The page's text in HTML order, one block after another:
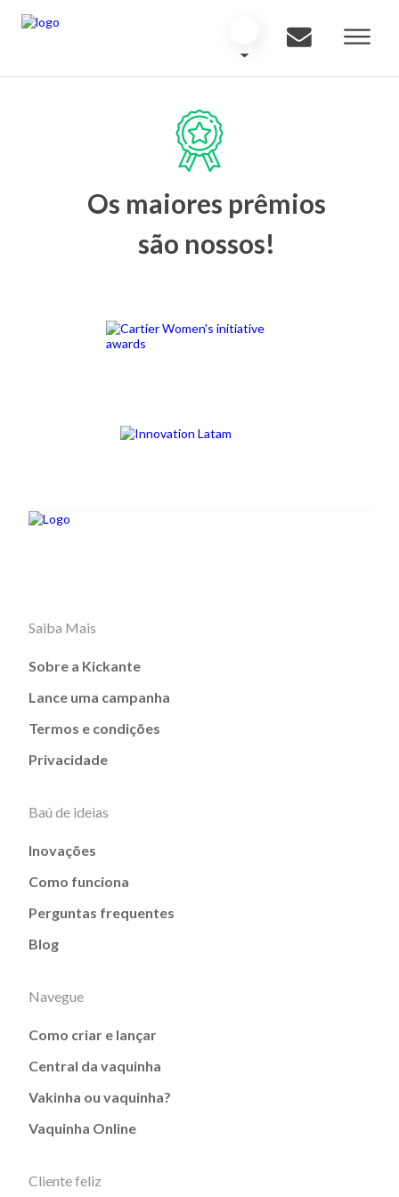
Os maiores prêmios
são nossos!
Saiba Mais
Sobre a Kickante
Lance uma campanha
Termos e condições
Privacidade
Baú de ideias
Inovações
Como funciona
Perguntas frequentes
Blog
Navegue
Como criar e lançar
Central da vaquinha
Vakinha ou vaquinha?
Vaquinha Online
Cliente feliz